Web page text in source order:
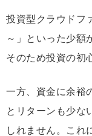
投資型クラウドフ
～」といった少額
そのため投資の初
一方、資金に余裕
とリターンも少な
しれません。これ